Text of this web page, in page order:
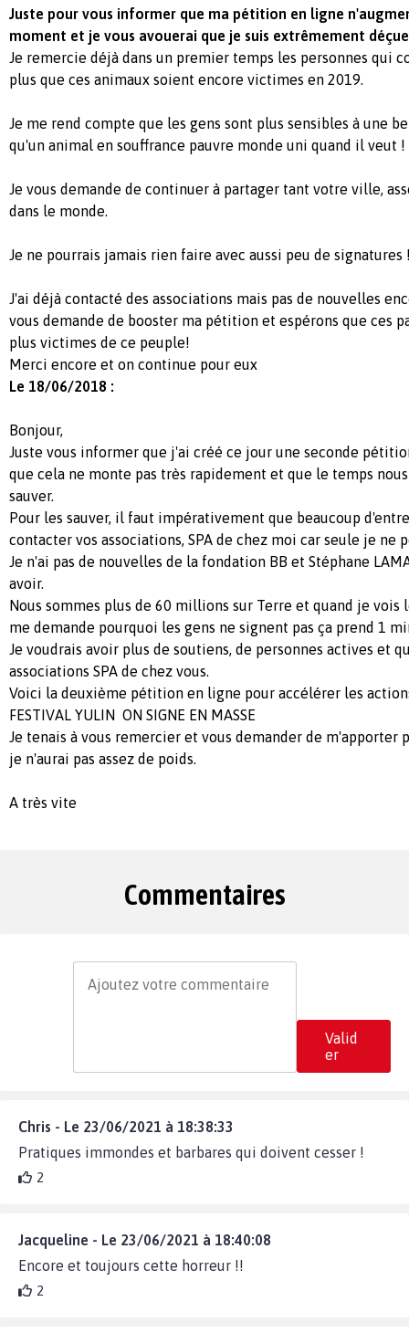
Juste pour vous informer que ma pétition en ligne
moment et je vous avouerai que je suis extrêmement
Je remercie déjà dans un premier temps les personnes qui
plus que ces animaux soient encore victimes en 2019.
Je me rend compte que les gens sont plus sensibles à une
qu'un animal en souffrance pauvre monde uni quand il veut !
Je vous demande de continuer à partager tant votre ville,
dans le monde.
Je ne pourrais jamais rien faire avec aussi peu de signatures
J'ai déjà contacté des associations mais pas de nouvelles
vous demande de booster ma pétition et espérons que ces
plus victimes de ce peuple!
Merci encore et on continue pour eux
Le 18/06/2018 :
Bonjour,
Juste vous informer que j'ai créé ce jour une seconde
que cela ne monte pas très rapidement et que le temps
sauver.
Pour les sauver, il faut impérativement que beaucoup
contacter vos associations, SPA de chez moi car seule je ne
Je n'ai pas de nouvelles de la fondation BB et Stéphane
avoir.
Nous sommes plus de 60 millions sur Terre et quand je vois
me demande pourquoi les gens ne signent pas ça prend 1
Je voudrais avoir plus de soutiens, de personnes actives et
associations SPA de chez vous.
Voici la deuxième pétition en ligne pour accélérer les
FESTIVAL YULIN ON SIGNE EN MASSE
Je tenais à vous remercier et vous demander de m'apporter
je n'aurai pas assez de poids.
A très vite
Commentaires
Valid
er
Chris - Le 23/06/2021 à 18:38:33
Pratiques immondes et barbares qui doivent cesser !
2
Jacqueline - Le 23/06/2021 à 18:40:08
Encore et toujours cette horreur !!
2